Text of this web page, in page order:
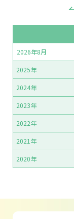
2026年8月
2025年
2024年
2023年
2022年
2021年
2020年